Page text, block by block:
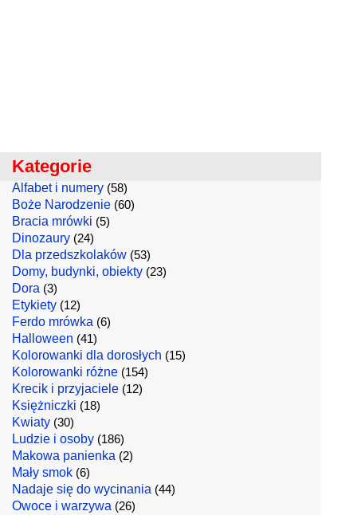
Kategorie
Alfabet i numery (58)
Boże Narodzenie (60)
Bracia mrówki (5)
Dinozaury (24)
Dla przedszkolaków (53)
Domy, budynki, obiekty (23)
Dora (3)
Etykiety (12)
Ferdo mrówka (6)
Halloween (41)
Kolorowanki dla dorosłych (15)
Kolorowanki różne (154)
Krecik i przyjaciele (12)
Księżniczki (18)
Kwiaty (30)
Ludzie i osoby (186)
Makowa panienka (2)
Mały smok (6)
Nadaje się do wycinania (44)
Owoce i warzywa (26)